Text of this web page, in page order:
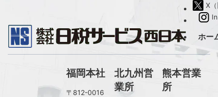
X
ホー
福岡本社
〒812-0016
北九州営
業所
熊本営業
所